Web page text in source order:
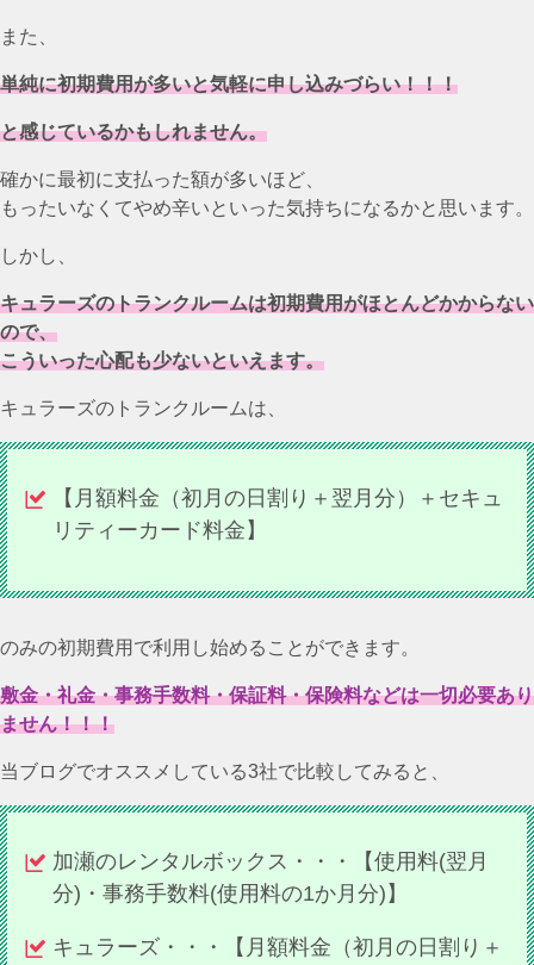
また、
単純に初期費用が多いと気軽に申し込みづらい！！！
と感じているかもしれません。
確かに最初に支払った額が多いほど、
もったいなくてやめ辛いといった気持ちになるかと思います。
しかし、
キュラーズのトランクルームは初期費用がほとんどかからない
ので、
こういった心配も少ないといえます。
キュラーズのトランクルームは、
【月額料金（初月の日割り＋翌月分）＋セキュ
リティーカード料金】
のみの初期費用で利用し始めることができます。
敷金・礼金・事務手数料・保証料・保険料などは一切必要あり
ません！！！
当ブログでオススメしている3社で比較してみると、
加瀬のレンタルボックス・・・【使用料(翌月
分)・事務手数料(使用料の1か月分)】
キュラーズ・・・【月額料金（初月の日割り＋